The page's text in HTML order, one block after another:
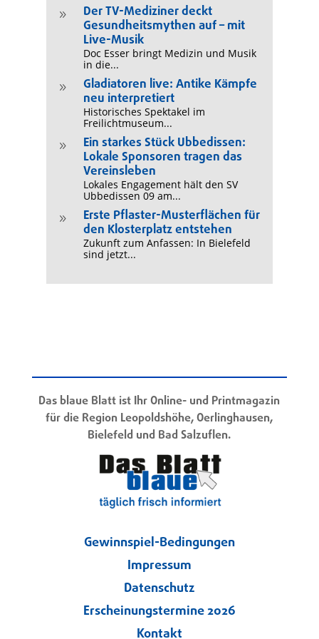
9
Der TV-Mediziner deckt
Gesundheitsmythen auf – mit
Live-Musik
Doc Esser bringt Medizin und Musik
in die...
9
Gladiatoren live: Antike Kämpfe
neu interpretiert
Historisches Spektakel im
Freilichtmuseum...
9
Ein starkes Stück Ubbedissen:
Lokale Sponsoren tragen das
Vereinsleben
Lokales Engagement hält den SV
Ubbedissen 09 am...
9
Erste Pflaster-Musterflächen für
den Klosterplatz entstehen
Zukunft zum Anfassen: In Bielefeld
sind jetzt...
Das blaue Blatt ist Ihr Online- und Printmagazin
für die Region Leopoldshöhe, Oerlinghausen,
Bielefeld und Bad Salzuflen.
Gewinnspiel-Bedingungen
Impressum
Datenschutz
Erscheinungstermine 2026
Kontakt